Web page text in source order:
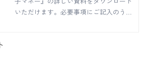
いただけます。必要事項にご記入のう